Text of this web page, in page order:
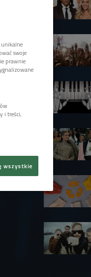
swoje
prawnie
i treści,
wszystkie